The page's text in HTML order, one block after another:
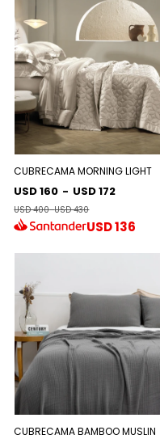
CUBRECAMA MORNING LIGHT
USD 160 - USD 172
USD 400-USD 430
USD136
CUBRECAMA BAMBOO MUSLIN